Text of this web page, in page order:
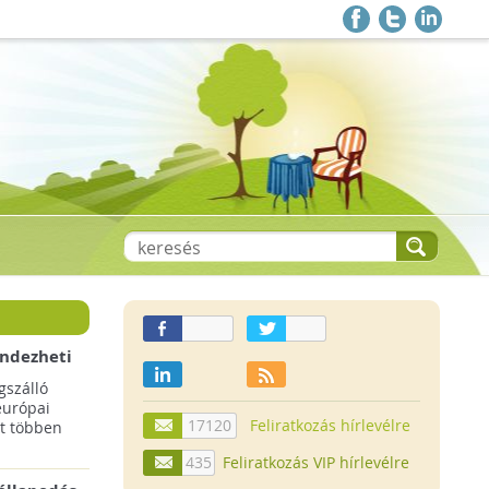
többen
17120
Feliratkozás hírlevélre
435
Feliratkozás VIP hírlevélre